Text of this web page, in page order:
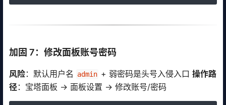
加固 7：修改面板账号密码
风险：默认用户名 admin + 弱密码是头号入侵入口 操作路
径：宝塔面板 → 面板设置 → 修改账号/密码